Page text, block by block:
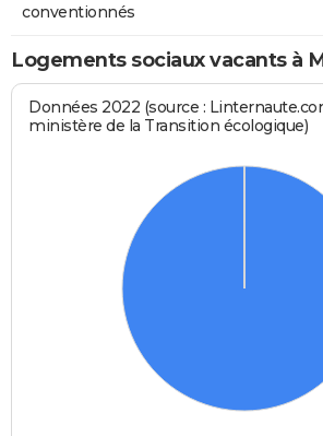
conventionnés
Logements sociaux vacants à
Données 2022 (source :
ministère de la Transition écologique)